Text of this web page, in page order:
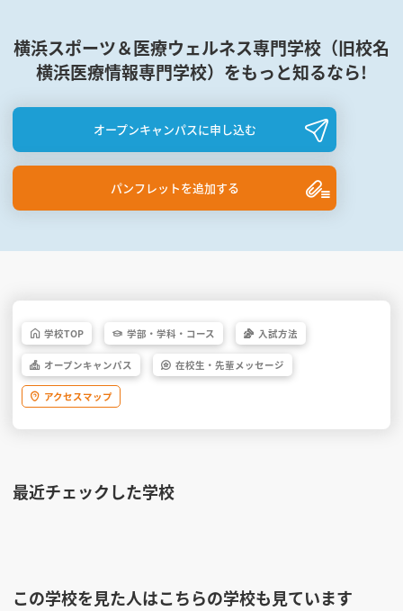
横浜スポーツ＆医療ウェルネス専門学校（旧校名
横浜医療情報専門学校）をもっと知るなら!
オープンキャンパスに申し込む
パンフレットを追加する
学校TOP 学部・ 学科・ コース 入試方法
オープンキャンパス 在校生・ 先輩メッセージ
アクセスマップ
最近チェックした学校
この学校を見た人はこちらの学校も見ています